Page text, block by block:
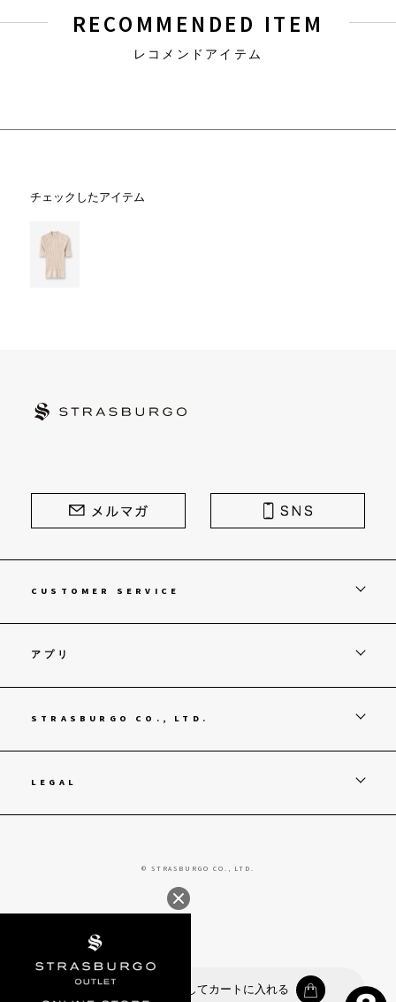
RECOMMENDED ITEM
レコメンドアイテム
チェックしたアイテム
カラー・サイズを選択してカートに入れる
CUSTOMER SERVICE
アプリ
STRASBURGO CO., LTD.
LEGAL
© STRASBURGO CO., LTD.